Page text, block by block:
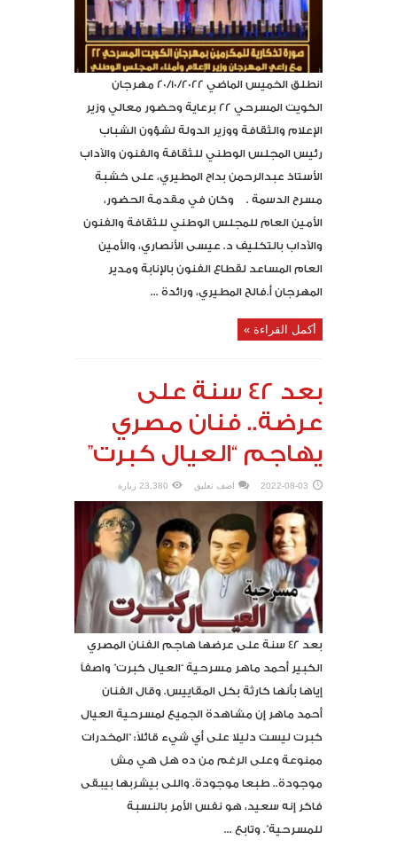
انطلق الخميس الماضي 20/10/2022 مهرجان
الكويت المسرحي 22 برعاية وحضور معالي وزير
الإعلام والثقافة ووزير الدولة لشؤون الشباب
رئيس المجلس الوطني للثقافة والفنون والآداب
الأستاذ عبدالرحمن بداح المطيري، على خشبة
مسرح الدسمة . وكان في مقدمة الحضور،
الأمين العام للمجلس الوطني للثقافة والفنون
والآداب بالتكليف د. عيسى الأنصاري، والأمين
العام المساعد لقطاع الفنون بالإنابة ومدير
المهرجان أ.فالح المطيري، ورائدة ...
أكمل القراءة »
بعد 42 سنة على
عرضة.. فنان مصري
يهاجم “العيال كبرت”
2022-08-03 اضف تعليق 23,380 زيارة
بعد 42 سنة على عرضها هاجم الفنان المصري
الكبير أحمد ماهر مسرحية “العيال كبرت” واصفاً
إياها بأنها كارثة بكل المقاييس. وقال الفنان
أحمد ماهر إن مشاهدة الجميع لمسرحية العيال
كبرت ليست دليلا على أي شيء قائلاً: “المخدرات
ممنوعة وعلى الرغم من ده هل هي مش
موجودة.. طبعا موجودة. واللى بيشربها بيبقى
فاكر إنه سعيد، هو نفس الأمر بالنسبة
للمسرحية”. وتابع ...